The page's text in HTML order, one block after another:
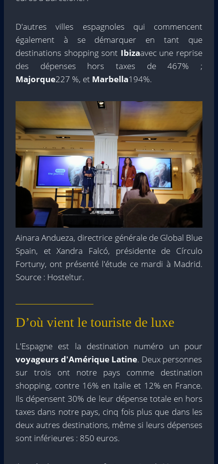
D'autres villes espagnoles qui commencent
également à se démarquer en tant que
destinations shopping sont Ibizaavec une reprise
des dépenses hors taxes de 467% ;
Majorque227 %, et Marbella194%.
Ainara Andueza, directrice générale de Global Blue
Spain, et Xandra Falcó, présidente de Círculo
Fortuny, ont présenté l'étude ce mardi à Madrid.
Source : Hosteltur.
D’où vient le touriste de luxe
L'Espagne est la destination numéro un pour
voyageurs d'Amérique Latine. Deux personnes
sur trois ont notre pays comme destination
shopping, contre 16% en Italie et 12% en France.
Ils dépensent 30% de leur dépense totale en hors
taxes dans notre pays, cinq fois plus que dans les
deux autres destinations, même si leurs dépenses
sont inférieures : 850 euros.